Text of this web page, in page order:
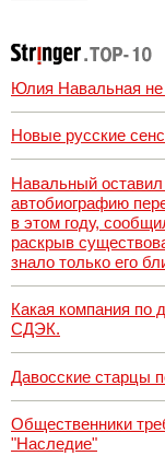
Юлия Навальная не
Новые русские
Навальный
автобиографию
в этом году,
раскрыв
знало только его
Какая компания по
СДЭК.
Давосские старцы
Общественники
"Наследие"